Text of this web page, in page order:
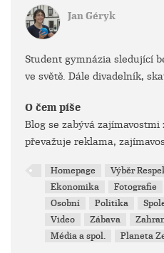
Jan Géryk
Student gymnázia sledující
ve světě. Dále divadelník,
O čem píše
Blog se zabývá
převažuje reklama,
Homepage Výběr
Ekonomika
Fotografie
Osobní
Politika
Video
Zábava
Média a spol.
Planeta